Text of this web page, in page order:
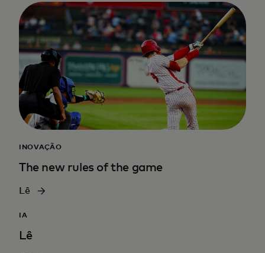
INOVAÇÃO
The new rules of the game
Lê
IA
Lê